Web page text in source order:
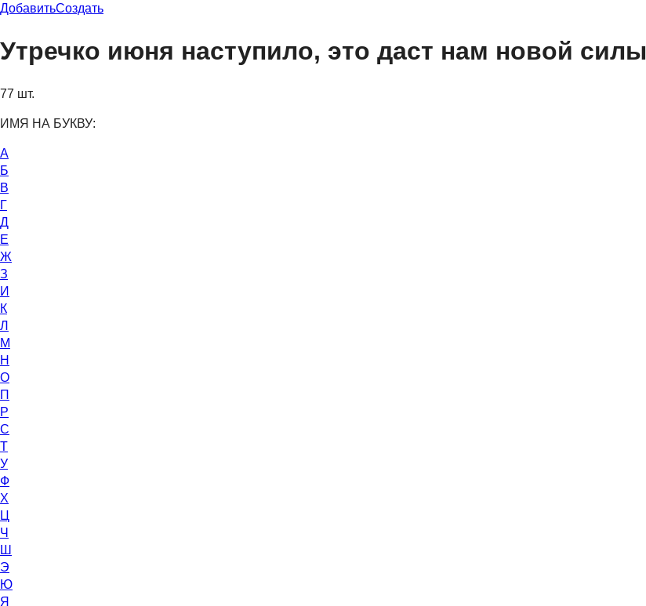
ДобавитьСоздать
Утречко июня наступило, это даст нам новой силы
77 шт.
ИМЯ НА БУКВУ:
А
Б
В
Г
Д
Е
Ж
З
И
К
Л
М
Н
О
П
Р
С
Т
У
Ф
Х
Ц
Ч
Ш
Э
Ю
Я